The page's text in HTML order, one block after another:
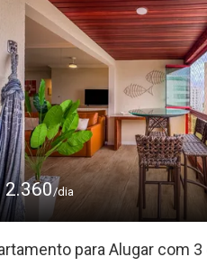
2.360/dia
para Alugar com 3